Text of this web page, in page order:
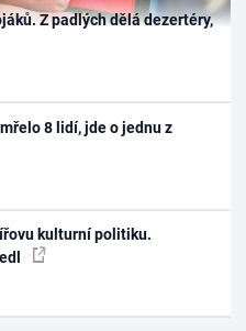
Z padlých dělá dezertéry,
8 lidí, jde o jednu z
kulturní politiku.